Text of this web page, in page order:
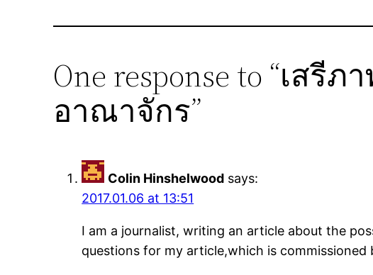
One response to “เส
อาณาจักร”
Colin Hinshelwood says:
2017.01.06 at 13:51
I am a journalist, writing an article about the
questions for my article,which is commissioned